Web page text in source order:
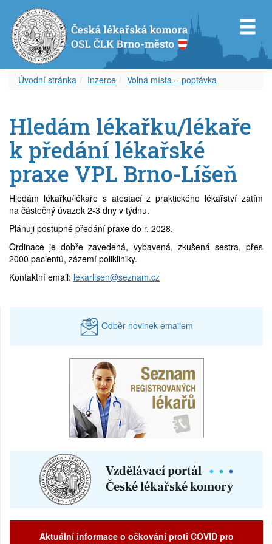
Úvodní stránka Inzerce Volná místa – poptávka
Hledám lékařku/lékaře
k předání lékařské
praxe VPL Brno-Líšeň
Hledám lékařku/lékaře s atestací z praktického lékařství zatím
na částečný úvazek 2-3 dny v týdnu.
Plánuji postupné předání praxe do r. 2028.
Ordinace je dobře zavedená, vybavená, zkušená sestra, přes
2000 pacientů, zázemí polikliniky.
Kontaktní email: lekarlisen@seznam.cz
Odběr novinek emailem
Aktuální informace o očkování proti COVID pro
Revizní komise OS ČLK Brno-město
Čestná rada OS ČLK Brno-město
Delegáti sjezdu ČLK
Zápisy z okresních shromáždění
Vzdělávací akce
Věstník ČLK
Etický kodex
Aktuality
Zápisy z okresního shromáždění
Informace lékařům
Archív článků
Aktuální inzerce
Volná místa – nabídka
Volná místa – poptávka
Zástupy – nabídka
Zástupy – poptávka
Pronájem a prodej ordinací
Odkazy
Časopis
Covid-19